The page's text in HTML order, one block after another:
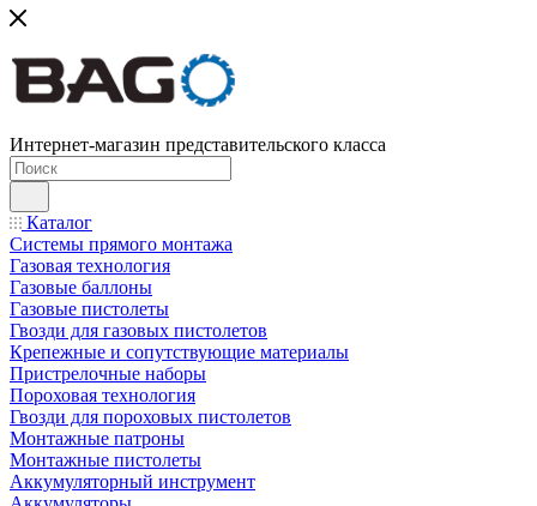
Интернет-магазин представительского класса
Каталог
Системы прямого монтажа
Газовая технология
Газовые баллоны
Газовые пистолеты
Гвозди для газовых пистолетов
Крепежные и сопутствующие материалы
Пристрелочные наборы
Пороховая технология
Гвозди для пороховых пистолетов
Монтажные патроны
Монтажные пистолеты
Аккумуляторный инструмент